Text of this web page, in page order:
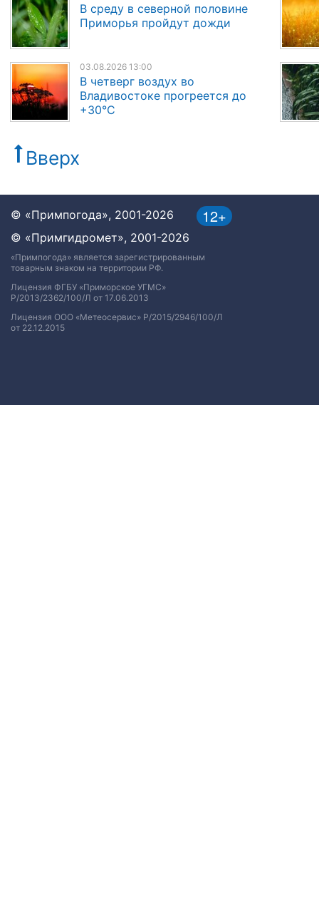
В среду в северной половине
Приморья пройдут дожди
03.08.2026 13:00
В четверг воздух во
Владивостоке прогреется до
+30°C
Вверх
12+
© «Примпогода», 2001-2026
© «Примгидромет», 2001-2026
«Примпогода» является зарегистрированным
товарным знаком на территории РФ.
Лицензия ФГБУ «Приморское УГМС»
Р/2013/2362/100/Л от 17.06.2013
Лицензия ООО «Метеосервис» Р/2015/2946/100/Л
от 22.12.2015